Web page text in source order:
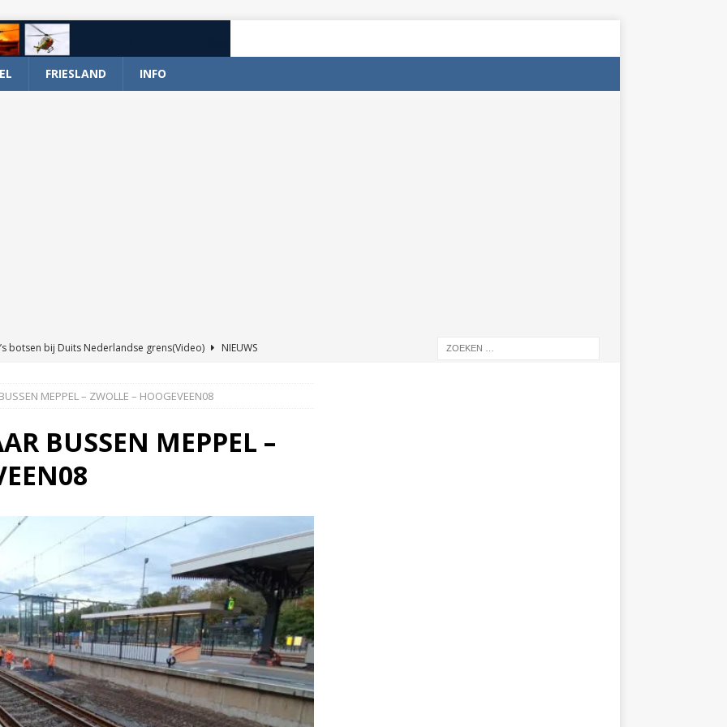
FRIESLAND INFO
botsen bij Duits Nederlandse grens(Video)
NIEUWS
en wagen met stro in de brand in Oosterhesselen(Video)
aangevaren op Schildmeer Steendam(Video)
MEPPEL – ZWOLLE – HOOGEVEEN08
BUSSEN MEPPEL –